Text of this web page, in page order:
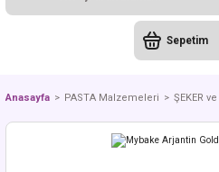
Sepetim
Anasayfa PASTA Malzemeleri ŞEKER